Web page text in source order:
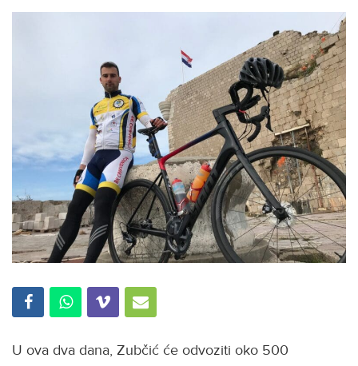
U ova dva dana, Zubčić će odvoziti oko 500